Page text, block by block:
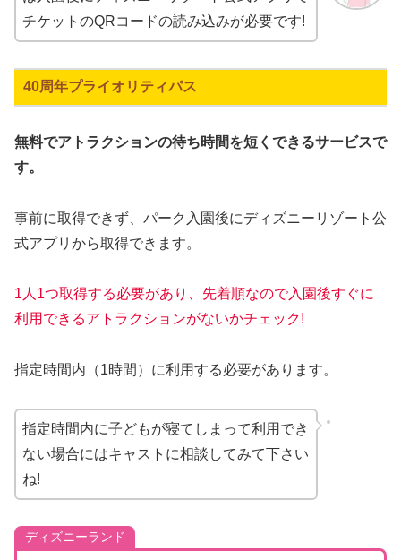
チケットのQRコードの読み込みが必要です!
40周年プライオリティパス
無料でアトラクションの待ち時間を短くできるサービスで
す。
事前に取得できず、パーク入園後にディズニーリゾート公
式アプリから取得できます。
1人1つ取得する必要があり、先着順なので入園後すぐに
利用できるアトラクションがないかチェック!
指定時間内（1時間）に利用する必要があります。
指定時間内に子どもが寝てしまって利用でき
ない場合にはキャストに相談してみて下さい
ね!
ディズニーランド